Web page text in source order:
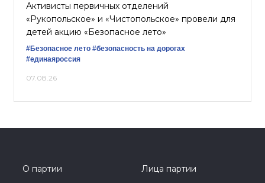
Активисты первичных отделений
«Рукопольское» и «Чистопольское» провели для
детей акцию «Безопасное лето»
#Безопасное лето #безопасность на дорогах
#единаяроссия
07.08.26
О партии
Лица партии